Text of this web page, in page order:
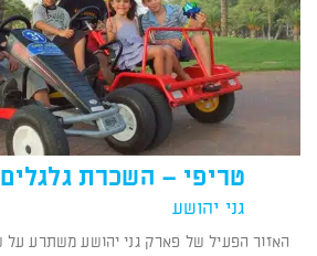
טריפי – השכרת גלגלים
גני יהושע